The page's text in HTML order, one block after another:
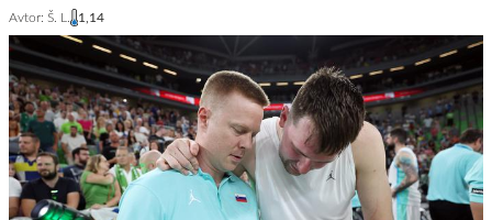
Avtor: Š. L. 1,14